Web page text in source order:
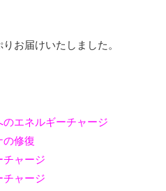
お届けいたしました。
のエネルギーチャージ
の修復
チャージ
チャージ